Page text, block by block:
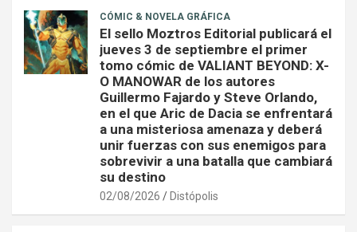
CÓMIC & NOVELA GRÁFICA
El sello Moztros Editorial publicará el
jueves 3 de septiembre el primer
tomo cómic de VALIANT BEYOND: X-
O MANOWAR de los autores
Guillermo Fajardo y Steve Orlando,
en el que Aric de Dacia se enfrentará
a una misteriosa amenaza y deberá
unir fuerzas con sus enemigos para
sobrevivir a una batalla que cambiará
su destino
02/08/2026 Distópolis